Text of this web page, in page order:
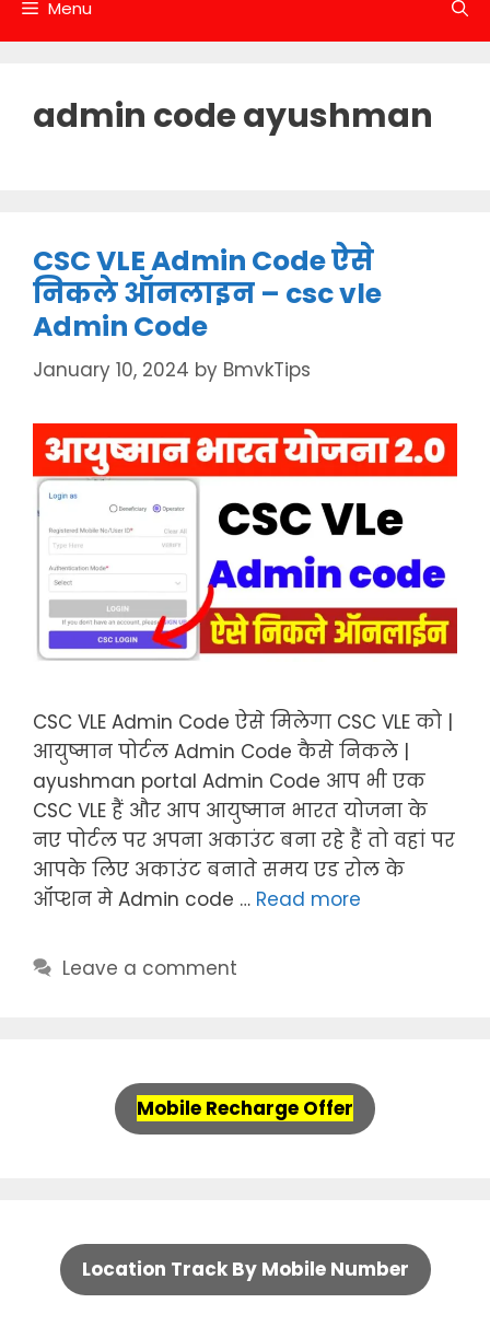
Menu
admin code ayushman
CSC VLE Admin Code ऐसे
निकले ऑनलाइन – csc vle
Admin Code
January 10, 2024 by BmvkTips
CSC VLE Admin Code ऐसे मिलेगा CSC VLE को |
आयुष्मान पोर्टल Admin Code कैसे निकले |
ayushman portal Admin Code आप भी एक
CSC VLE हैं और आप आयुष्मान भारत योजना के
नए पोर्टल पर अपना अकाउंट बना रहे हैं तो वहां पर
आपके लिए अकाउंट बनाते समय एड रोल के
ऑप्शन मे Admin code … Read more
Leave a comment
Mobile Recharge Offer
Location Track By Mobile Number